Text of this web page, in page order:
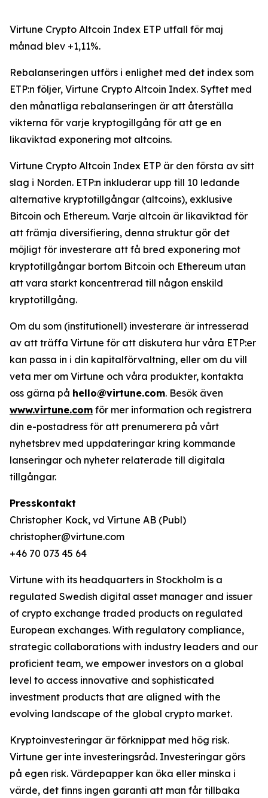
Virtune Crypto Altcoin Index ETP utfall för maj
månad blev +1,11%.
Rebalanseringen utförs i enlighet med det index som
ETP:n följer, Virtune Crypto Altcoin Index. Syftet med
den månatliga rebalanseringen är att återställa
vikterna för varje kryptogillgång för att ge en
likaviktad exponering mot altcoins.
Virtune Crypto Altcoin Index ETP är den första av sitt
slag i Norden. ETP:n inkluderar upp till 10 ledande
alternative kryptotillgångar (altcoins), exklusive
Bitcoin och Ethereum. Varje altcoin är likaviktad för
att främja diversifiering, denna struktur gör det
möjligt för investerare att få bred exponering mot
kryptotillgångar bortom Bitcoin och Ethereum utan
att vara starkt koncentrerad till någon enskild
kryptotillgång.
Om du som (institutionell) investerare är intresserad
av att träffa Virtune för att diskutera hur våra ETP:er
kan passa in i din kapitalförvaltning, eller om du vill
veta mer om Virtune och våra produkter, kontakta
oss gärna på hello@virtune.com. Besök även
www.virtune.com för mer information och registrera
din e-postadress för att prenumerera på vårt
nyhetsbrev med uppdateringar kring kommande
lanseringar och nyheter relaterade till digitala
tillgångar.
Presskontakt
Christopher Kock, vd Virtune AB (Publ)
christopher@virtune.com
+46 70 073 45 64
Virtune with its headquarters in Stockholm is a
regulated Swedish digital asset manager and issuer
of crypto exchange traded products on regulated
European exchanges. With regulatory compliance,
strategic collaborations with industry leaders and our
proficient team, we empower investors on a global
level to access innovative and sophisticated
investment products that are aligned with the
evolving landscape of the global crypto market.
Kryptoinvesteringar är förknippat med hög risk.
Virtune ger inte investeringsråd. Investeringar görs
på egen risk. Värdepapper kan öka eller minska i
värde, det finns ingen garanti att man får tillbaka